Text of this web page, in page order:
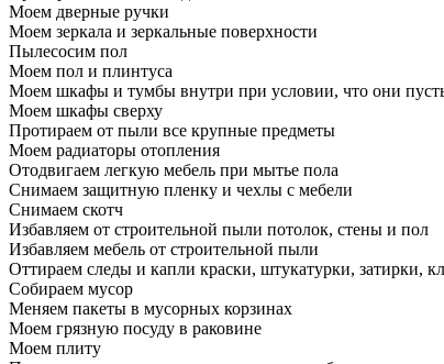
Моем дверные ручки
Моем зеркала и зеркальные поверхности
Пылесосим пол
Моем пол и плинтуса
Моем шкафы и тумбы внутри при условии, что они
Моем шкафы сверху
Протираем от пыли все крупные предметы
Моем радиаторы отопления
Отодвигаем легкую мебель при мытье пола
Снимаем защитную пленку и чехлы с мебели
Снимаем скотч
Избавляем от строительной пыли потолок, стены и пол
Избавляем мебель от строительной пыли
Оттираем следы и капли краски, штукатурки, затирки,
Собираем мусор
Меняем пакеты в мусорных корзинах
Моем грязную посуду в раковине
Моем плиту